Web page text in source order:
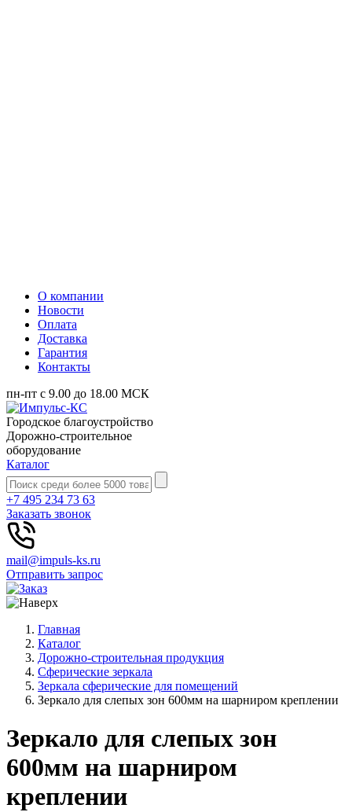
О компании
Новости
Оплата
Доставка
Гарантия
Контакты
пн-пт с 9.00 до 18.00 МСК
Городское благоустройство
Дорожно-строительное
оборудование
Каталог
+7 495 234 73 63
Заказать звонок
mail@impuls-ks.ru
Отправить запрос
Главная
Каталог
Дорожно-строительная продукция
Сферические зеркала
Зеркала сферические для помещений
Зеркало для слепых зон 600мм на шарниром креплении
Зеркало для слепых зон
600мм на шарниром
креплении